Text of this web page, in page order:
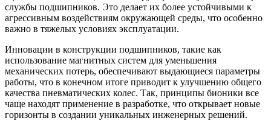
службы подшипников. Это делает их более устойчивыми к
агрессивным воздействиям окружающей среды, что особенно
важно в тяжелых условиях эксплуатации.
Инновации в конструкции подшипников, такие как
использование магнитных систем для уменьшения
механических потерь, обеспечивают выдающиеся параметры
работы, что в конечном итоге приводит к улучшению общего
качества пневматических колес. Так, принципы бионики все
чаще находят применение в разработке, что открывает новые
горизонты в создании уникальных инженерных решений.